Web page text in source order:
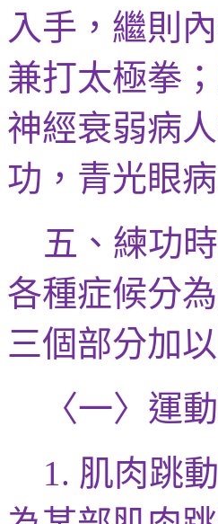
入手，繼則內
兼打太極拳
神經衰弱病
功 ，青光眼
五、練功
各種症候分
三個部分加
〈一〉運
1. 肌肉跳